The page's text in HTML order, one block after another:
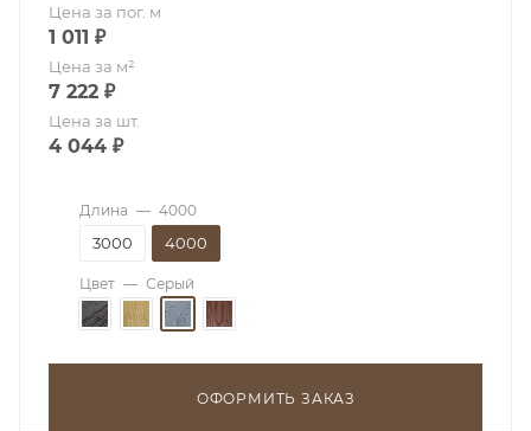
Цена за пог. м
1 011 ₽
Цена за м²
7 222 ₽
Цена за шт.
4 044 ₽
Длина — 4000
3000 4000
Цвет — Серый
ОФОРМИТЬ ЗАКАЗ